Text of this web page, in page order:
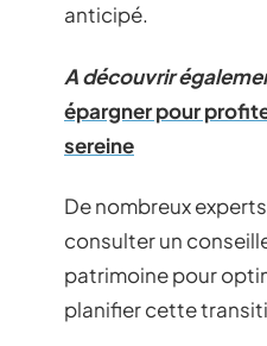
anticipé.
A découvrir
épargner pour
sereine
De nombreux
consulter un
patrimoine pour
planifier cette